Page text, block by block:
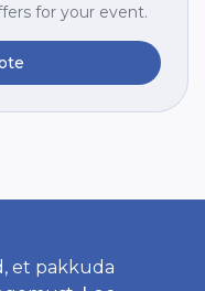
et pakkuda
for your event.